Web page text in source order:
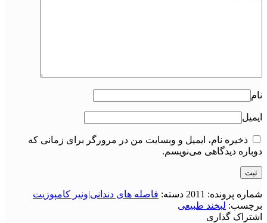
نام
ایمیل
ذخیره نام، ایمیل و وبسایت من در مرورگر برای زمانی که
دوباره دیدگاهی می‌نویسم.
شماره پرونده: 2011 دسته: فاصله های دندانی|ونیر کامپوزیت
برچسب: لبخند طبیعی
اشتراک گذاری